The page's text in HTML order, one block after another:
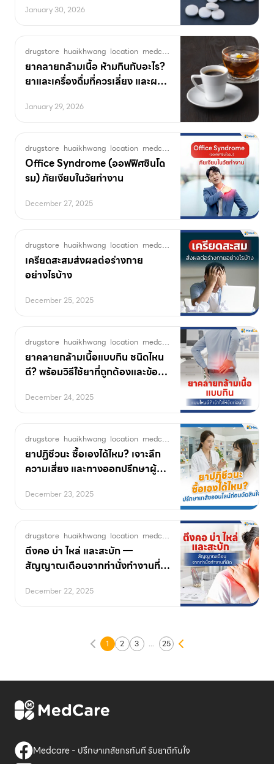
January 30, 2026
drugstore huaikhwang location medcare พิกัดร้านยา ยาคล
ยาคลายกล้ามเนื้อ ห้ามกินกับอะไร?
ยาและเครื่องดื่มที่ควรเลี่ยง และผลก
January 29, 2026
drugstore huaikhwang location medcare OfficeHealth
Office Syndrome (ออฟฟิศซินโด
รม) ภัยเงียบในวัยทำงาน
December 27, 2025
drugstore huaikhwang location medcare MentalWellbeing
เครียดสะสมส่งผลต่อร่างกาย
อย่างไรบ้าง
December 25, 2025
drugstore huaikhwang location medcare pharmacy พิกัดร้านยา ยาคล
ยาคลายกล้ามเนื้อแบบกิน ชนิดไหน
ดี? พร้อมวิธีใช้ยาที่ถูกต้องและข้อ
December 24, 2025
drugstore huaikhwang location medcare pharmacy พิกัดร้านยา ยาปฏิ
ยาปฏิชีวนะ ซื้อเองได้ไหม? เจาะลึก
ความเสี่ยง และทางออกปรึกษาผู้
December 23, 2025
drugstore huaikhwang location medcare OfficeSyndrome pharmacy
ตึงคอ บ่า ไหล่ และสะบัก —
สัญญาณเตือนจากท่านั่งทำงานที่
December 22, 2025
1 2 3 ... 25
Medcare - ปรึกษาเภสัชกรทันที รับยาดีทันใจ